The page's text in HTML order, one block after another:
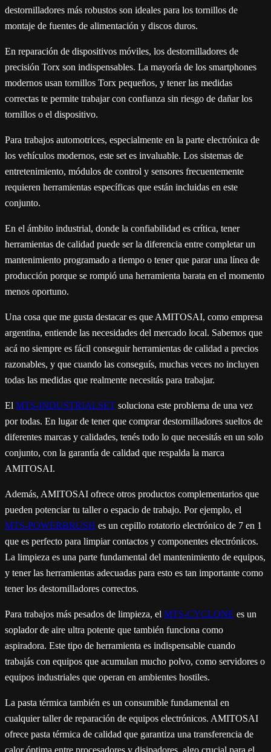
destornilladores más robustos son ideales para los tornillos de
montaje de fuentes de alimentación y discos duros.
En reparación de dispositivos móviles, los destornilladores de
precisión Torx son indispensables. La mayoría de los smartphones
modernos usan tornillos Torx pequeños, y tener las medidas
correctas te permite trabajar con confianza sin riesgo de dañar los
tornillos o el dispositivo.
Para trabajos automotrices, especialmente en la parte electrónica de
los vehículos modernos, este set es invaluable. Los sistemas de
entretenimiento, módulos de control y sensores frecuentemente
requieren herramientas específicas que están incluidas en este
conjunto.
En el ámbito industrial, donde la confiabilidad es crítica, tener
herramientas de calidad puede ser la diferencia entre completar un
mantenimiento programado a tiempo o tener que parar una línea de
producción porque se rompió una herramienta barata en el momento
menos oportuno.
Una cosa que me gusta destacar es que AMITOSAI, como empresa
argentina, entiende las necesidades del mercado local. Sabemos que
acá no siempre es fácil conseguir herramientas de calidad a precios
razonables, y que cuando las conseguís, muchas veces no incluyen
todas las medidas que realmente necesitás para trabajar.
El MTS-INDUSTRIALSET soluciona este problema de una vez
por todas. En lugar de tener que comprar destornilladores sueltos de
diferentes marcas y calidades, tenés todo lo que necesitás en un solo
conjunto, con la garantía de calidad que respalda la marca
AMITOSAI.
Además, AMITOSAI ofrece otros productos complementarios que
pueden potenciar tu taller o espacio de trabajo. Por ejemplo, el
MTS-POWERBRUSH es un cepillo rotatorio electrónico de 7 en 1
que es perfecto para limpiar contactos y componentes electrónicos.
La limpieza es una parte fundamental del mantenimiento de equipos,
y tener las herramientas adecuadas para esto es tan importante como
tener los destornilladores correctos.
Para trabajos más pesados de limpieza, el MTS-CYCLONE es un
soplador de aire ultra potente que también funciona como
aspiradora. Este tipo de herramienta es indispensable cuando
trabajás con equipos que acumulan mucho polvo, como servidores o
equipos industriales que operan en ambientes hostiles.
La pasta térmica también es un consumible fundamental en
cualquier taller de reparación de equipos electrónicos. AMITOSAI
ofrece pasta térmica de calidad que garantiza una transferencia de
calor óptima entre procesadores y disipadores, algo crucial para el